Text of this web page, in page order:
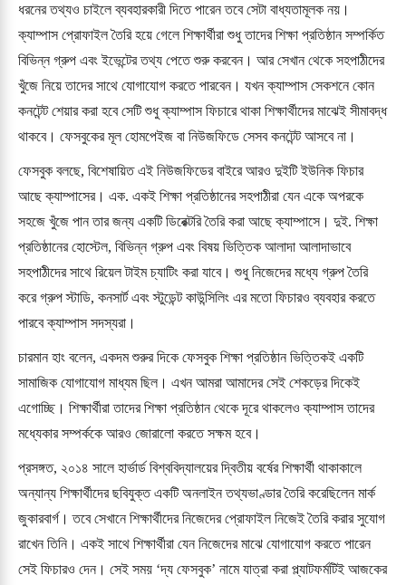
ধরনের তথ্যও চাইলে ব্যবহারকারী দিতে পারেন তবে সেটা বাধ্যতামূলক নয়।
ক্যাম্পাস প্রোফাইল তৈরি হয়ে গেলে শিক্ষার্থীরা শুধু তাদের শিক্ষা প্রতিষ্ঠান সম্পর্কিত
বিভিন্ন গ্রুপ এবং ইভেন্টের তথ্য পেতে শুরু করবেন। আর সেখান থেকে সহপাঠীদের
খুঁজে নিয়ে তাদের সাথে যোগাযোগ করতে পারবেন। যখন ক্যাম্পাস সেকশনে কোন
কনটেন্ট শেয়ার করা হবে সেটি শুধু ক্যাম্পাস ফিচারে থাকা শিক্ষার্থীদের মাঝেই সীমাবদ্ধ
থাকবে। ফেসবুকের মূল হোমপেইজ বা নিউজফিডে সেসব কনটেন্ট আসবে না।
ফেসবুক বলছে, বিশেষায়িত এই নিউজফিডের বাইরে আরও দুইটি ইউনিক ফিচার
আছে ক্যাম্পাসের। এক. একই শিক্ষা প্রতিষ্ঠানের সহপাঠীরা যেন একে অপরকে
সহজে খুঁজে পান তার জন্য একটি ডিরেক্টরি তৈরি করা আছে ক্যাম্পাসে। দুই. শিক্ষা
প্রতিষ্ঠানের হোস্টেল, বিভিন্ন গ্রুপ এবং বিষয় ভিত্তিক আলাদা আলাদাভাবে
সহপাঠীদের সাথে রিয়েল টাইম চ্যাটিং করা যাবে। শুধু নিজেদের মধ্যে গ্রুপ তৈরি
করে গ্রুপ স্টাডি, কনসার্ট এবং স্টুডেন্ট কাউন্সিলিং এর মতো ফিচারও ব্যবহার করতে
পারবে ক্যাম্পাস সদস্যরা।
চারমান হাং বলেন, একদম শুরুর দিকে ফেসবুক শিক্ষা প্রতিষ্ঠান ভিত্তিকই একটি
সামাজিক যোগাযোগ মাধ্যম ছিল। এখন আমরা আমাদের সেই শেকড়ের দিকেই
এগোচ্ছি। শিক্ষার্থীরা তাদের শিক্ষা প্রতিষ্ঠান থেকে দূরে থাকলেও ক্যাম্পাস তাদের
মধ্যেকার সম্পর্ককে আরও জোরালো করতে সক্ষম হবে।
প্রসঙ্গত, ২০১৪ সালে হার্ভার্ড বিশ্ববিদ্যালয়ের দ্বিতীয় বর্ষের শিক্ষার্থী থাকাকালে
অন্যান্য শিক্ষার্থীদের ছবিযুক্ত একটি অনলাইন তথ্যভাণ্ডার তৈরি করেছিলেন মার্ক
জুকারবার্গ। তবে সেখানে শিক্ষার্থীদের নিজেদের প্রোফাইল নিজেই তৈরি করার সুযোগ
রাখেন তিনি। একই সাথে শিক্ষার্থীরা যেন নিজেদের মাঝে যোগাযোগ করতে পারেন
সেই ফিচারও দেন। সেই সময় ‘দ্য ফেসবুক’ নামে যাত্রা করা প্ল্যাটফর্মটিই আজকের